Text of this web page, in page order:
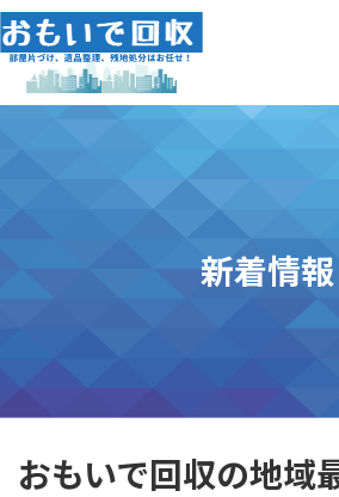
コ
ン
テ
ツ
ナ
ビ
ゲ
シ
新着情報
おもいで回収の地域